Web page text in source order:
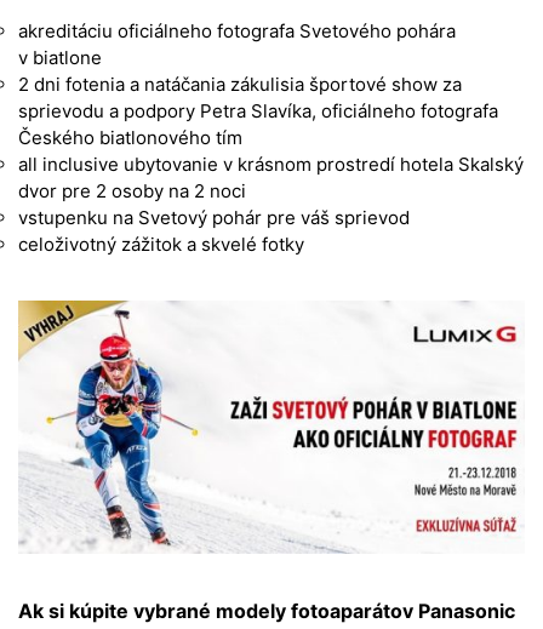
akreditáciu oficiálneho fotografa Svetového pohára
v biatlone
2 dni fotenia a natáčania zákulisia športové show za
sprievodu a podpory Petra Slavíka, oficiálneho fotografa
Českého biatlonového tím
all inclusive ubytovanie v krásnom prostredí hotela Skalský
dvor pre 2 osoby na 2 noci
vstupenku na Svetový pohár pre váš sprievod
celoživotný zážitok a skvelé fotky
Ak si kúpite vybrané modely fotoaparátov Panasonic